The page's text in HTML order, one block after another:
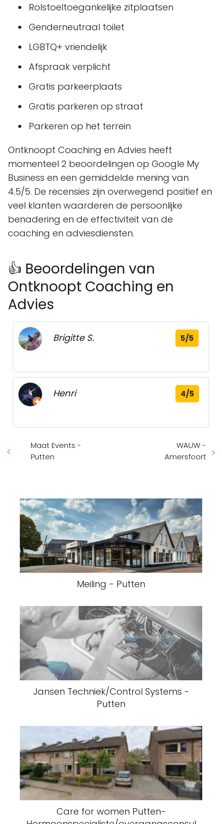
Rolstoeltoegankelijke zitplaatsen
Genderneutraal toilet
LGBTQ+ vriendelijk
Afspraak verplicht
Gratis parkeerplaats
Gratis parkeren op straat
Parkeren op het terrein
Ontknoopt Coaching en Advies heeft
momenteel 2 beoordelingen op Google My
Business en een gemiddelde mening van
4.5/5. De recensies zijn overwegend positief en
veel klanten waarderen de persoonlijke
benadering en de effectiviteit van de
coaching en adviesdiensten.
👍 Beoordelingen van
Ontknoopt Coaching en
Advies
Brigitte S. 5/5
Henri 4/5
Maat Events -
Putten
WAUW -
Amersfoort
Meiling - Putten
Jansen Techniek/Control Systems -
Putten
Care for women Putten-